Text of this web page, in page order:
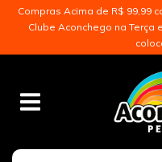
Compras Acima de R$ 99,99
Clube Aconchego na Terça